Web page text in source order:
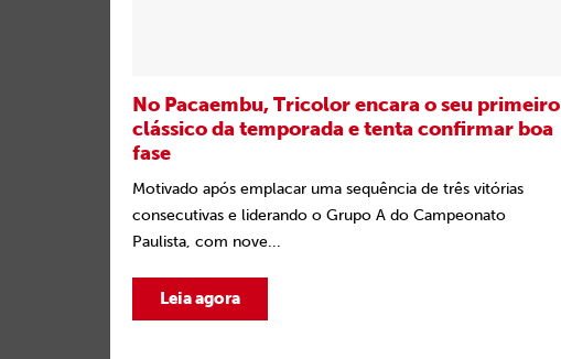
No Pacaembu, Tricolor encara o seu primeiro
clássico da temporada e tenta confirmar boa
fase
Motivado após emplacar uma sequência de três vitórias
consecutivas e liderando o Grupo A do Campeonato
Paulista, com nove...
Leia agora